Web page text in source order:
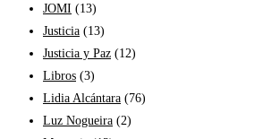
JOMI (13)
Justicia (13)
Justicia y Paz (12)
Libros (3)
Lidia Alcántara (76)
Luz Nogueira (2)